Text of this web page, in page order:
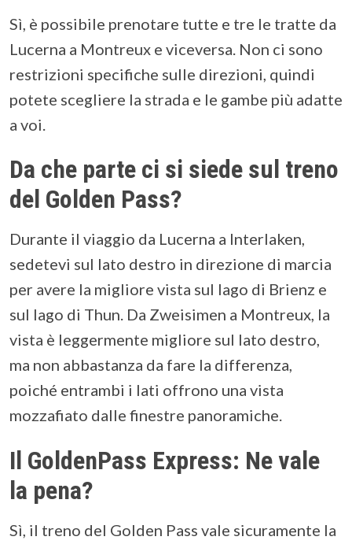
Sì, è possibile prenotare tutte e tre le tratte da
Lucerna a Montreux e viceversa. Non ci sono
restrizioni specifiche sulle direzioni, quindi
potete scegliere la strada e le gambe più adatte
a voi.
Da che parte ci si siede sul treno
del Golden Pass?
Durante il viaggio da Lucerna a Interlaken,
sedetevi sul lato destro in direzione di marcia
per avere la migliore vista sul lago di Brienz e
sul lago di Thun. Da Zweisimen a Montreux, la
vista è leggermente migliore sul lato destro,
ma non abbastanza da fare la differenza,
poiché entrambi i lati offrono una vista
mozzafiato dalle finestre panoramiche.
Il GoldenPass Express: Ne vale
la pena?
Sì, il treno del Golden Pass vale sicuramente la